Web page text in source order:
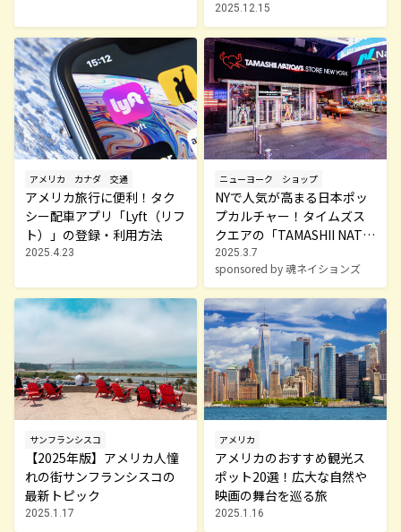
2025.12.15
アメリカ カナダ 交通
アメリカ旅行に便利！タク
シー配車アプリ「Lyft（リフ
ト）」の登録・利用方法
2025.4.23
ニューヨーク ショップ
NYで人気が高まる日本ポッ
プカルチャー！タイムズス
クエアの「TAMASHII NATIO
NS STORE NEW YORK」と
は？
2025.3.7
sponsored by 魂ネイションズ
サンフランシスコ
【2025年版】アメリカ人憧
れの街サンフランシスコの
最新トピック
2025.1.17
アメリカ
アメリカのおすすめ観光ス
ポット20選！広大な自然や
映画の舞台を巡る旅
2025.1.16